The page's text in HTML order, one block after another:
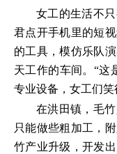
女工的生活不
君点开手机里的短
的工具，模仿乐队
天工作的车间。“这
专业设备，女工们笑
在洪田镇，毛
只能做些粗加工，
竹产业升级，开发